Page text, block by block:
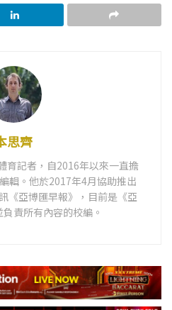
思齊
育記者，自2016年以來一直擔
輯。他於2017年4月協助推出
《亞博匯早報》，目前是《亞
責所有內容的校編。